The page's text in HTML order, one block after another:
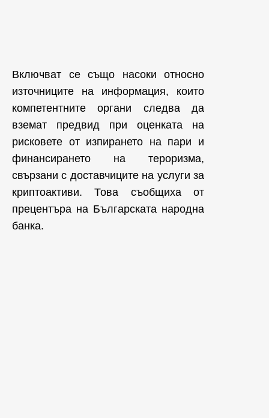
Включват се също насоки относно
източниците на информация, които
компетентните органи следва да
вземат предвид при оценката на
рисковете от изпирането на пари и
финансирането на тероризма,
свързани с доставчиците на услуги за
криптоактиви. Това съобщиха от
прецентъра на Българската народна
банка.